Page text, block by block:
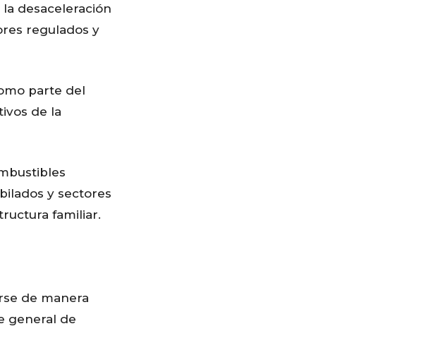
desaceleración
regulados y
parte del
de la
y sectores
familiar.
de manera
general de